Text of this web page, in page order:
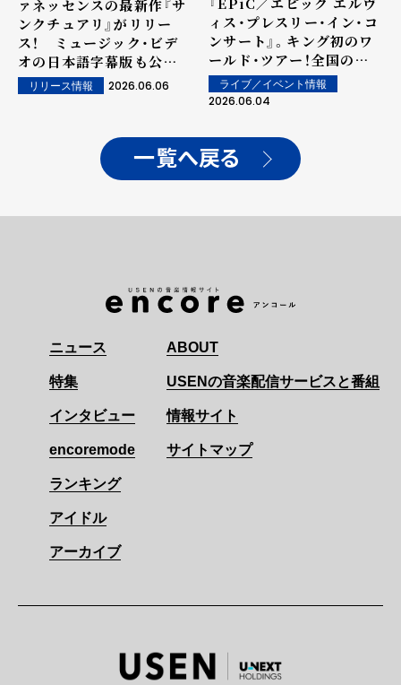
ァネッセンスの最新作『サ
ンクチュアリ』がリリー
ス！ ミュージック・ビデ
オの日本語字幕版も公
開！ 待望の来日公演も発
表！
リリース情報 2026.06.06
ィス・プレスリー・イン・コ
ンサート』。キング初のワ
ールド・ツアー！全国の映
画館に"来日中"！EPiCヴ
ァージョン「オールウェイ
と共に・・・エルヴィスの知
られざる素顔、愛する家族
との日常を写した映像公
ライブ／イベント情報
2026.06.04
一覧へ戻る
ニュース
特集
インタビュー
encoremode
ランキング
アイドル
アーカイブ
ABOUT
USENの音楽配信サービスと番組
情報サイト
サイトマップ